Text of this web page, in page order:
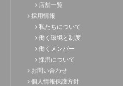
店舗一覧
採用情報
私たちについて
働く環境と制度
働くメンバー
採用について
お問い合わせ
個人情報保護方針